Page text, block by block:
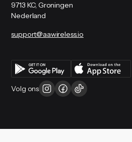
9713 KC, Groningen
Nederland
support@aawireless.io
Volg ons